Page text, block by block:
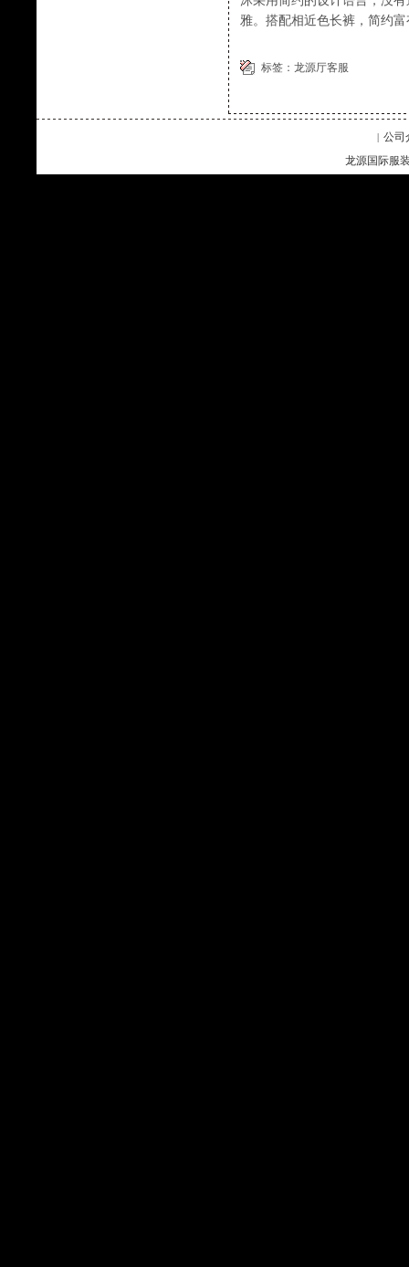
雅。搭配相近色长裤，简约
标签： 龙源厅客服
| 公司
龙源国际服